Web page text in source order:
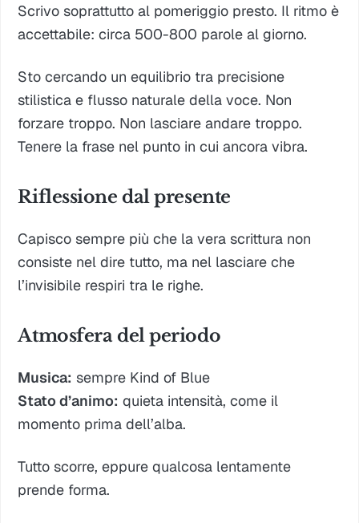
Scrivo soprattutto al pomeriggio presto. Il ritmo è
accettabile: circa 500-800 parole al giorno.
Sto cercando un equilibrio tra precisione
stilistica e flusso naturale della voce. Non
forzare troppo. Non lasciare andare troppo.
Tenere la frase nel punto in cui ancora vibra.
Riflessione dal presente
Capisco sempre più che la vera scrittura non
consiste nel dire tutto, ma nel lasciare che
l’invisibile respiri tra le righe.
Atmosfera del periodo
Musica: sempre Kind of Blue
Stato d’animo: quieta intensità, come il
momento prima dell’alba.
Tutto scorre, eppure qualcosa lentamente
prende forma.